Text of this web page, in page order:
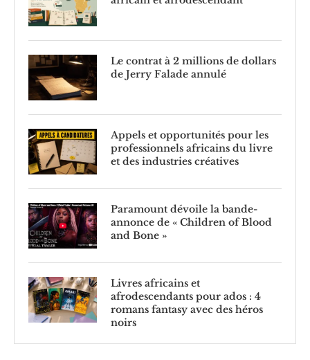
Le contrat à 2 millions de dollars
de Jerry Falade annulé
Appels et opportunités pour les
professionnels africains du livre
et des industries créatives
Paramount dévoile la bande-
annonce de « Children of Blood
and Bone »
Livres africains et
afrodescendants pour ados : 4
romans fantasy avec des héros
noirs